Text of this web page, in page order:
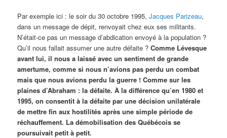
Par exemple ici : le soir du 30 octobre 1995,Jacques Parizeau,
dans un message de dépit, renvoyait chez eux ses militants.
N’était-ce pas un message d’abdication envoyé à la population ?
Qu’il nous fallait assumer une autre défaite ?Comme Lévesque
avant lui, il nous a laissé avec un sentiment de grande
amertume, comme si nous n’avions pas perdu un combat
mais que nous avions perdu la guerre ! Comme sur les
plaines d’Abraham : la défaite. À la différence qu’en 1980 et
1995, on consentit à la défaite par une décision unilatérale
de mettre fin aux hostilités après une simple période de
réchauffement. La démobilisation des Québécois se
poursuivait petit à petit.